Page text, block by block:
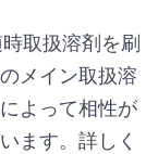
取扱溶剤を刷
メイン取扱溶
よって相性が
ます。詳しく